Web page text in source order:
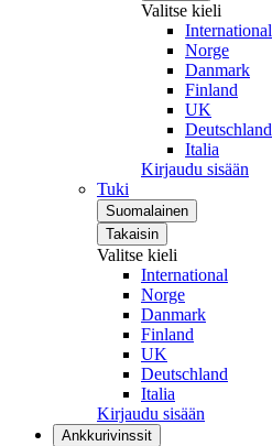
Valitse kieli
International
Norge
Danmark
Finland
UK
Deutschland
Italia
Kirjaudu sisään
Tuki
Suomalainen
Takaisin
Valitse kieli
International
Norge
Danmark
Finland
UK
Deutschland
Italia
Kirjaudu sisään
Ankkurivinssit